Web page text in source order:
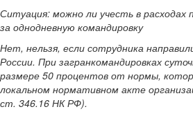
Ситуация: можно ли учесть в расходах
за однодневную командировку
Нет, нельзя, если сотрудника
России. При загранкомандировках
размере 50 процентов от нормы,
локальном нормативном акте
ст. 346.16 НК РФ).